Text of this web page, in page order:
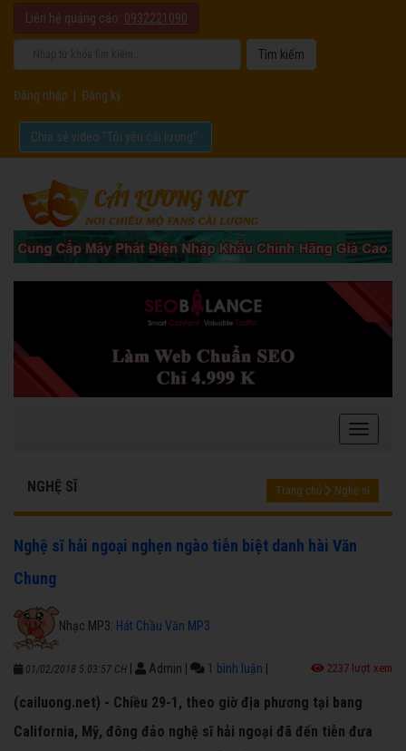
Liên hệ quảng cáo: 0932221090
Đăng nhập Đăng ký
Chia sẻ video "Tôi yêu cải lương".
NGHỆ SĨ Trang chủ Nghệ sĩ
Nghệ sĩ hải ngoại nghẹn ngào tiễn biệt danh hài Văn
Chung
Nhạc MP3: Hát Chầu Văn MP3
01/02/2018 5:03:57 CH Admin 1 bình luận 2237 lượt xem
(cailuong.net) - Chiều 29-1, theo giờ địa phương tại bang
California, Mỹ, đông đảo nghệ sĩ hải ngoại đã đến tiễn đưa